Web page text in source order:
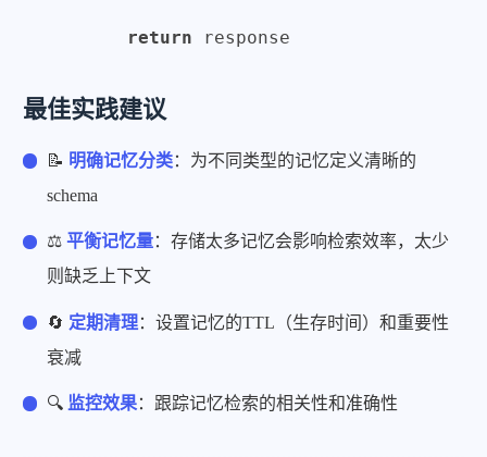
return
最佳实践建议
📝 明确记忆分类：为不同类型的记忆定义清晰的
schema
⚖️平衡记忆量：存储太多记忆会影响检索效率，太少
则缺乏上下文
🔄 定期清理：设置记忆的TTL（生存时间）和重要性
衰减
🔍 监控效果：跟踪记忆检索的相关性和准确性